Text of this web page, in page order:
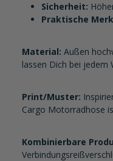
Sicherheit:
Praktische
Material: Außen
lassen Dich bei jedem
Print/Muster:
Cargo Motorradhose
Kombinierbare